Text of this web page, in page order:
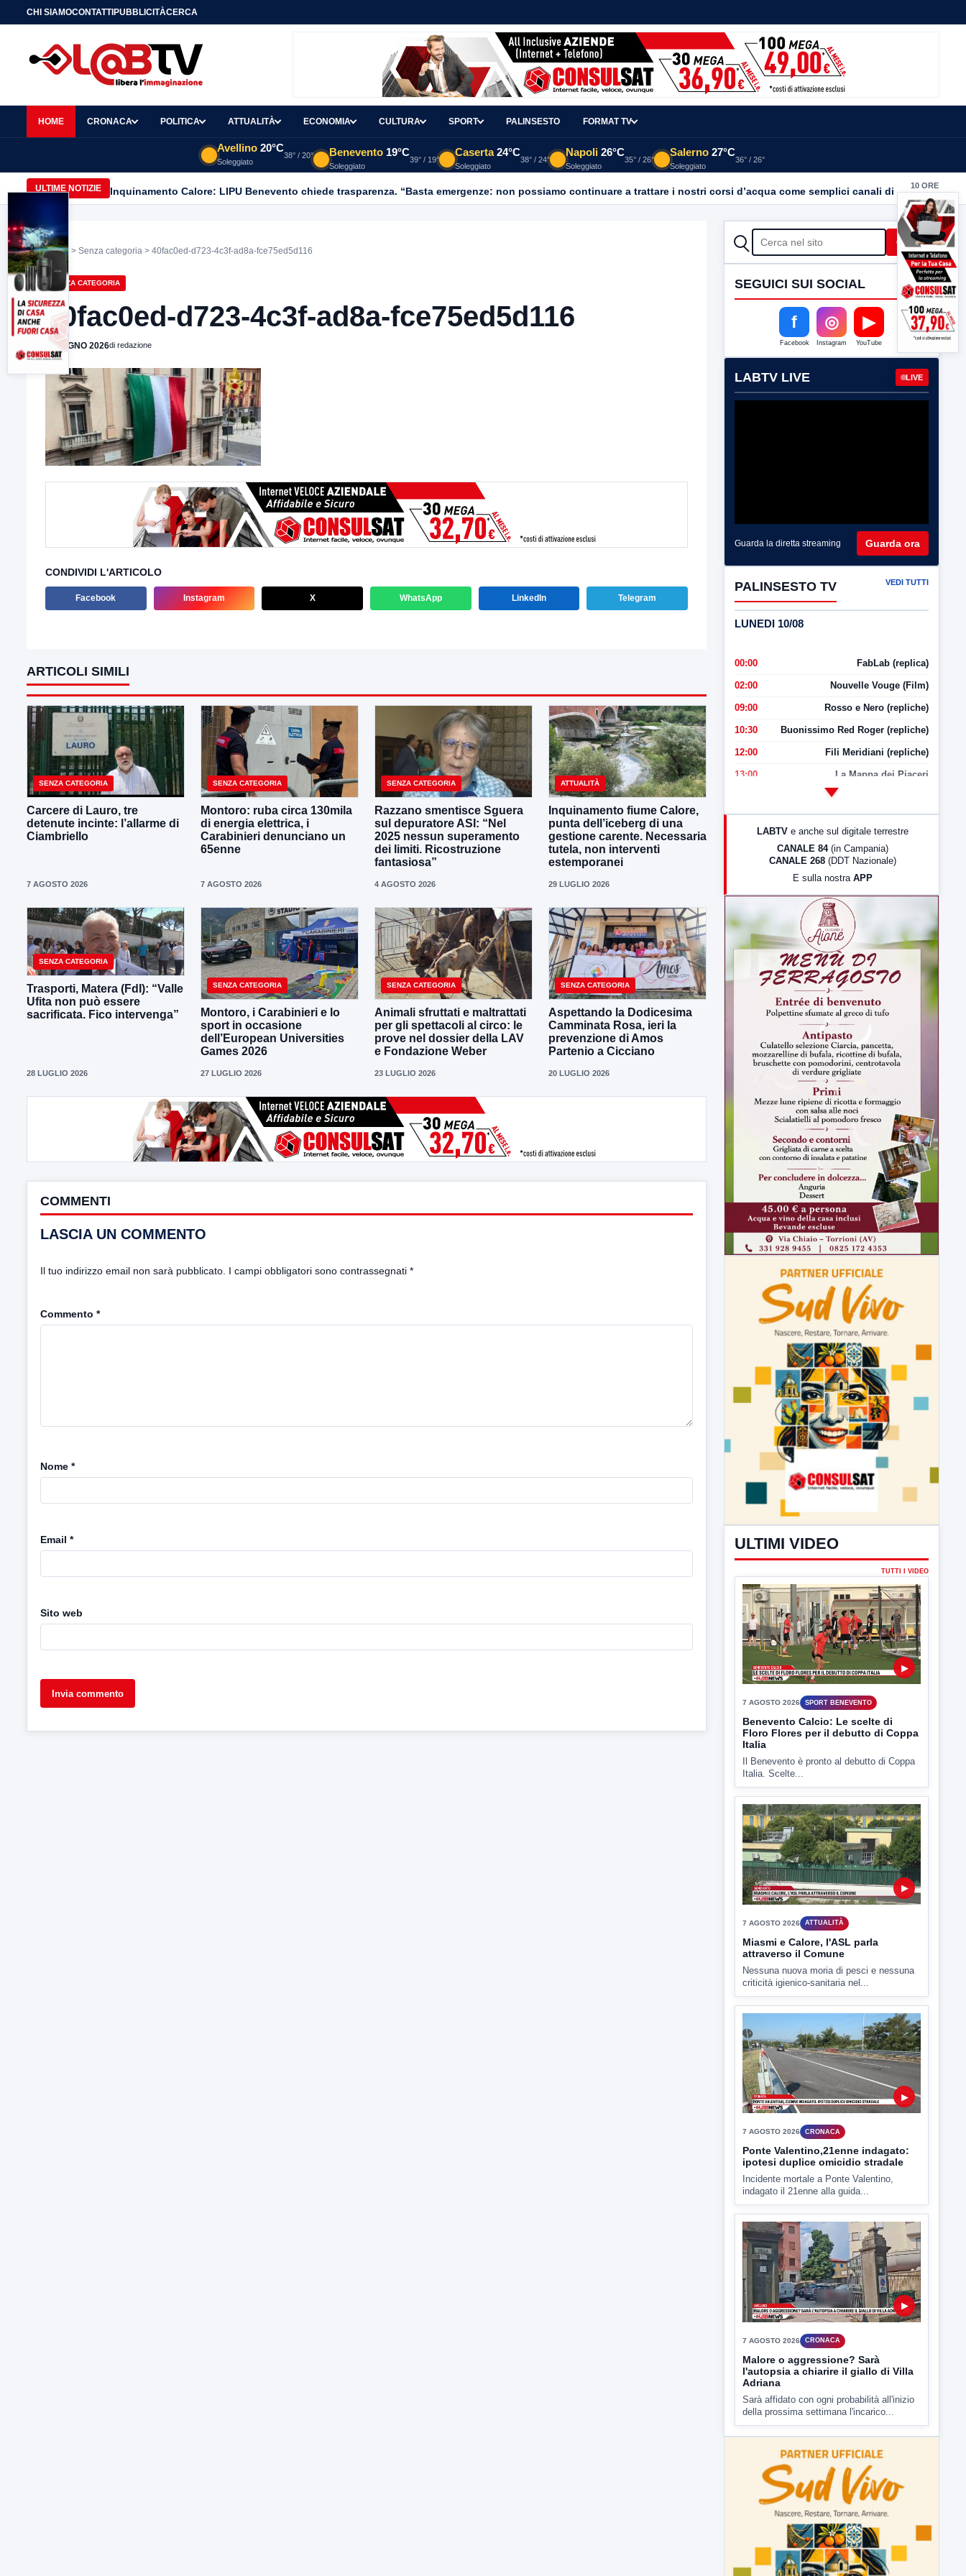
CHI SIAMOCONTATTIPUBBLICITÀCERCA
HOME CRONACA POLITICA ATTUALITÀ ECONOMIA CULTURA SPORT PALINSESTO FORMAT TV
Avellino 20°C
Soleggiato
38° / 20° Benevento 19°C
Soleggiato
39° / 19°
Caserta 24°C
Soleggiato
38° / 24°
Napoli 26°C
Soleggiato
35° / 26°
Salerno 27°C
Soleggiato
36° / 26°
ULTIME NOTIZIE Inquinamento Calore: LIPU Benevento chiede trasparenza. “Basta emergenze: non possiamo continuare a trattare i nostri corsi d’acqua come semplici canali di scarico 10 ORE
Home > Senza categoria > 40fac0ed-d723-4c3f-ad8a-fce75ed5d116
SENZA CATEGORIA
40fac0ed-d723-4c3f-ad8a-fce75ed5d116
2 GIUGNO 2026di redazione
CONDIVIDI L'ARTICOLO
Facebook Instagram X WhatsApp LinkedIn Telegram
ARTICOLI SIMILI
SENZA CATEGORIA
Carcere di Lauro, tre
detenute incinte: l’allarme di
Ciambriello
7 AGOSTO 2026
SENZA CATEGORIA
Montoro: ruba circa 130mila
di energia elettrica, i
Carabinieri denunciano un
65enne
7 AGOSTO 2026
SENZA CATEGORIA
Razzano smentisce Sguera
sul depuratore ASI: “Nel
2025 nessun superamento
dei limiti. Ricostruzione
fantasiosa”
4 AGOSTO 2026
ATTUALITÀ
Inquinamento fiume Calore,
punta dell’iceberg di una
gestione carente. Necessaria
tutela, non interventi
estemporanei
29 LUGLIO 2026
SENZA CATEGORIA
Trasporti, Matera (FdI): “Valle
Ufita non può essere
sacrificata. Fico intervenga”
28 LUGLIO 2026
SENZA CATEGORIA
Montoro, i Carabinieri e lo
sport in occasione
dell’European Universities
Games 2026
27 LUGLIO 2026
SENZA CATEGORIA
Animali sfruttati e maltrattati
per gli spettacoli al circo: le
prove nel dossier della LAV
e Fondazione Weber
23 LUGLIO 2026
SENZA CATEGORIA
Aspettando la Dodicesima
Camminata Rosa, ieri la
prevenzione di Amos
Partenio a Cicciano
20 LUGLIO 2026
COMMENTI
LASCIA UN COMMENTO
Il tuo indirizzo email non sarà pubblicato. I campi obbligatori sono contrassegnati *
Commento *
Nome *
Email *
Sito web
CERCA Cerca
SEGUICI SUI SOCIAL
f
Facebook
◎
Instagram
▶
YouTube
LABTV LIVE LIVE
Guarda la diretta streaming Guarda ora
PALINSESTO TV VEDI TUTTI
LUNEDI 10/08
00:00 FabLab (replica)
02:00 Nouvelle Vouge (Film)
09:00 Rosso e Nero (repliche)
10:30 Buonissimo Red Roger (repliche)
12:00 Fili Meridiani (repliche)
13:00 La Mappa dei Piaceri
LabNews (Diretta)
LabNews (replica)
LABTV e anche sul digitale terrestre
CANALE 84 (in Campania)
CANALE 268 (DDT Nazionale)
E sulla nostra APP
ULTIMI VIDEO
TUTTI I VIDEO
▶
7 AGOSTO 2026 SPORT BENEVENTO
Benevento Calcio: Le scelte di
Floro Flores per il debutto di Coppa
Italia
Il Benevento è pronto al debutto di Coppa
Italia. Scelte...
7 AGOSTO 2026
Miasmi e Calore, l'ASL parla
attraverso il Comune
Nessuna nuova moria di pesci e nessuna
criticità igienico-sanitaria nel...
7 AGOSTO 2026 CRONACA
Ponte Valentino,21enne indagato:
ipotesi duplice omicidio stradale
Incidente mortale a Ponte Valentino,
indagato il 21enne alla guida...
▶
7 AGOSTO 2026 CRONACA
Malore o aggressione? Sarà
l'autopsia a chiarire il giallo di Villa
Adriana
Sarà affidato con ogni probabilità all'inizio
della prossima settimana l'incarico...